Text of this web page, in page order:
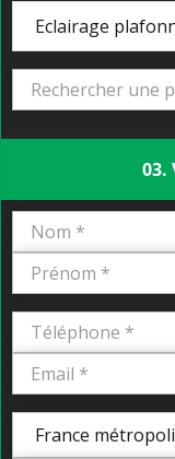
Eclairage
03.